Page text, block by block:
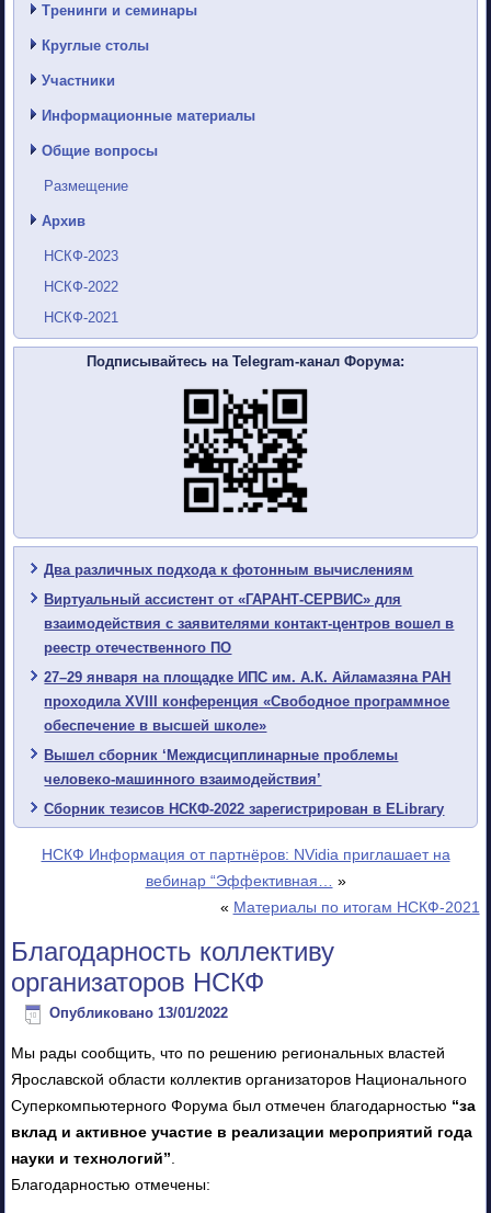
Тренинги и семинары
Круглые столы
Участники
Информационные материалы
Общие вопросы
Размещение
Архив
НСКФ-2023
НСКФ-2022
НСКФ-2021
Подписывайтесь на Telegram-канал Форума:
Два различных подхода к фотонным вычислениям
Виртуальный ассистент от «ГАРАНТ-СЕРВИС» для
взаимодействия с заявителями контакт-центров вошел в
реестр отечественного ПО
27–29 января на площадке ИПС им. А.К. Айламазяна РАН
проходила XVIII конференция «Свободное программное
обеспечение в высшей школе»
Вышел сборник ‘Междисциплинарные проблемы
человеко-машинного взаимодействия’
Сборник тезисов НСКФ-2022 зарегистрирован в ELibrary
НСКФ Информация от партнёров: NVidia приглашает на
вебинар “Эффективная…
»
« Материалы по итогам НСКФ-2021
Благодарность коллективу
организаторов НСКФ
Опубликовано 13/01/2022
Мы рады сообщить, что по решению региональных властей
Ярославской области коллектив организаторов Национального
Суперкомпьютерного Форума был отмечен благодарностью “за
вклад и активное участие в реализации мероприятий года
науки и технологий”
Благодарностью отмечены: